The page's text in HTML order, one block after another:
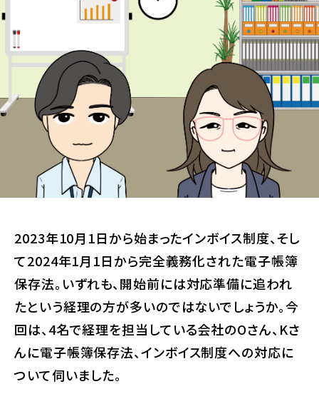
2023年10月1日から始まったインボイス制度、そし
て2024年1月1日から完全義務化された電子帳簿
保存法。いずれも、開始前には対応準備に追われ
たという経理の方が多いのではないでしょうか。今
回は、4名で経理を担当している会社のOさん、Kさ
んに電子帳簿保存法、インボイス制度への対応に
ついて伺いました。